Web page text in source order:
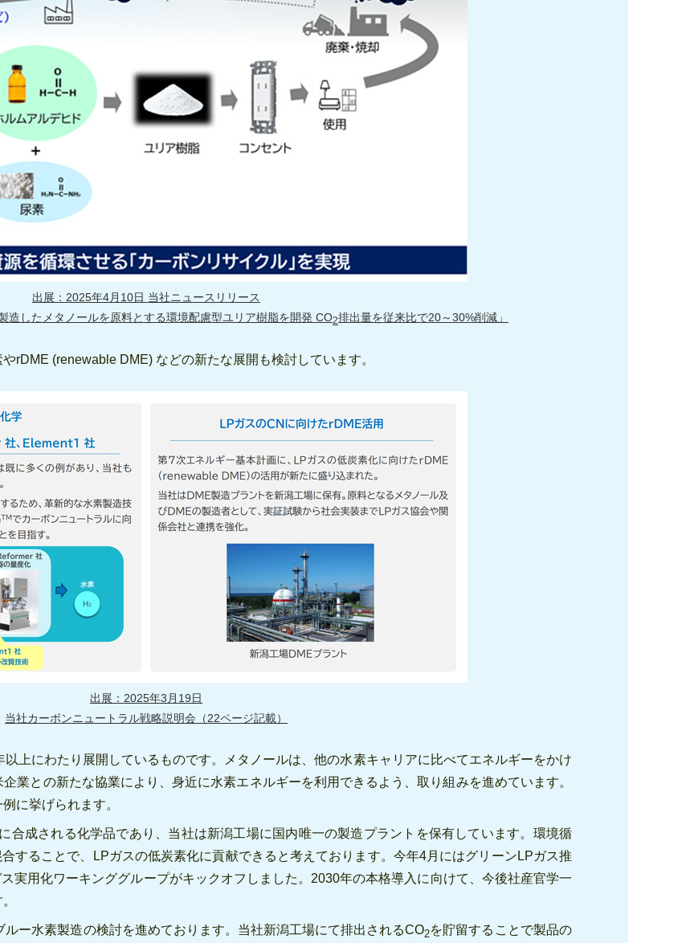
出展：2025年4月10日 当社ニュースリリース
造したメタノールを原料とする環境配慮型ユリア樹脂を開発 CO2排出量を従来比で20～30%削減」
rDME (renewable DME) などの新たな展開も検討しています。
出展：2025年3月19日
当社カーボンニュートラル戦略説明会（22ページ記載）
上にわたり展開しているものです。メタノールは、他の水素キャリアに比べてエネルギーをかけ
業との新たな協業により、身近に水素エネルギーを利用できるよう、取り組みを進めています。
に挙げられます。
合成される化学品であり、当社は新潟工場に国内唯一の製造プラントを保有しています。環境循
することで、LPガスの低炭素化に貢献できると考えております。今年4月にはグリーンLPガス推
実用化ワーキンググループがキックオフしました。2030年の本格導入に向けて、今後社産官学一
ー水素製造の検討を進めております。当社新潟工場にて排出されるCO2を貯留することで製品の